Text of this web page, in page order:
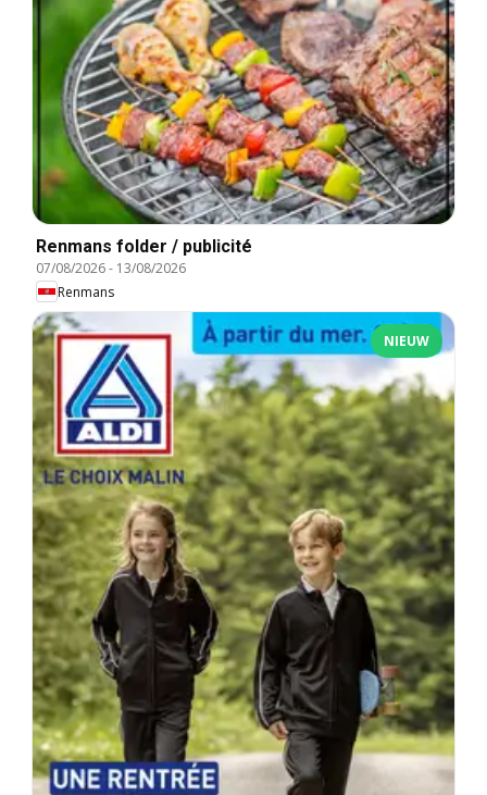
Renmans folder / publicité
07/08/2026- 13/08/2026
Renmans
NIEUW